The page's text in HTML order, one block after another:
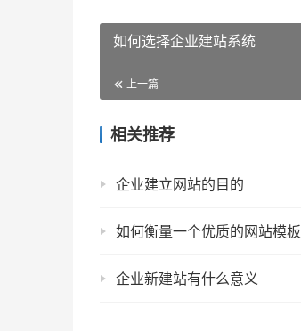
如何选择企业建站系统
上一篇
相关推荐
企业建立网站的目的
如何衡量一个优质的网站模板
企业新建站有什么意义